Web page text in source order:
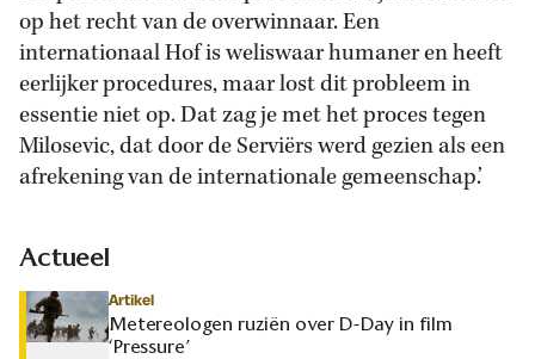
op het recht van de overwinnaar. Een
internationaal Hof is weliswaar humaner en heeft
eerlijker procedures, maar lost dit probleem in
essentie niet op. Dat zag je met het proces tegen
Milosevic, dat door de Serviërs werd gezien als een
afrekening van de internationale gemeenschap.’
Actueel
Artikel
Metereologen ruziën over D-Day in film
‘Pressure’